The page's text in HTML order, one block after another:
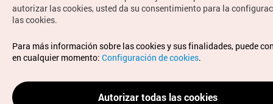
Copyrights © Organización de Turismo de Corea. Todos los
derechos reservados.
Para informes de errores y cuestiones relacionadas con el
sitio web, dirija sus consultas al correoelectrónico oficial:
spanish@knto.or.kr
autorizar las cookies, usted da su consentimiento para la
las cookies.
Para más información sobre las cookies y sus finalidades, puede
en cualquier momento: Configuración de cookies.
Autorizar todas las cookies